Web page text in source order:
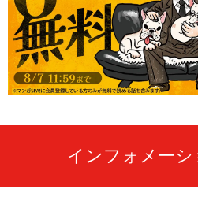
インフォメーシ